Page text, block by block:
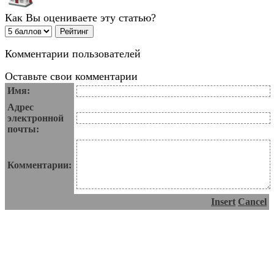
Как Вы оцениваете эту статью?
Комментарии пользователей
Оставьте свои комментарии
Имя:
Адрес
электронной
почты:
Комментарии:
Insert Cancel